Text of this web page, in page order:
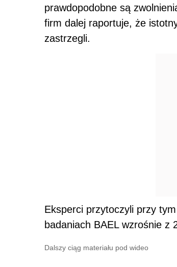
prawdopodobne są
firm dalej raportuje, że
zastrzegli.
Eksperci przytoczyli przy
badaniach BAEL wzrośnie z
Dalszy ciąg materiału pod wideo